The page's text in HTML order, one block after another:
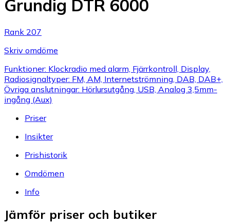
Grundig DTR 6000
Rank 207
Skriv omdöme
Funktioner: Klockradio med alarm, Fjärrkontroll, Display,
Radiosignaltyper: FM, AM, Internetströmning, DAB, DAB+,
Övriga anslutningar: Hörlursutgång, USB, Analog 3,5mm-
ingång (Aux)
Priser
Insikter
Prishistorik
Omdömen
Info
Jämför priser och butiker